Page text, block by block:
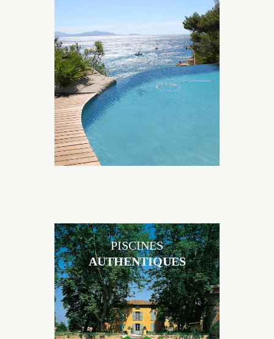
Les piscines en béton naturelles Jacques Brens sont
originales, elles s’intègrent parfaitement à leur
environnement grâce à un jeu de volume et de
matière sur-mesure conçu par notre bureau d’étude
spécialisé.
Les piscines en béton authentiques Jacques Brens se
démarquent par la noblesse des matériaux
utilisés pour garder un aspect ancien, retrouver une
PISCINES
AUTHENTIQUES